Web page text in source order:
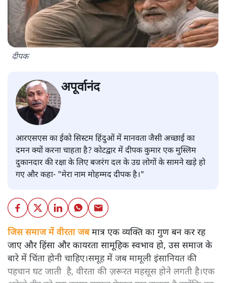
दीपक
अपूर्वानंद
आरएसएस का ईको सिस्टम हिंदुओं में मानवता जैसी अच्छाई का
दमन क्यों करना चाहता है? कोटद्वार में दीपक कुमार एक मुस्लिम
दुकानदार की रक्षा के लिए बजरंग दल के उग्र लोगों के सामने खड़े हो
गए और कहा- "मेरा नाम मोहम्मद दीपक है।"
जिस समाज में वीरता जबमात्र एक व्यक्ति का गुण बन कर रह
जाए और हिंसा और कायरता सामूहिक स्वभाव हो, उस समाज के
बारे में चिंता होनी चाहिए।समूह में जब मामूली इंसानियत की
पहचान घट जाती है, वीरता की ज़रूरत महसूस होने लगती है।एक